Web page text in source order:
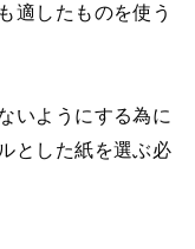
適したものを使う
いようにする為に
とした紙を選ぶ必